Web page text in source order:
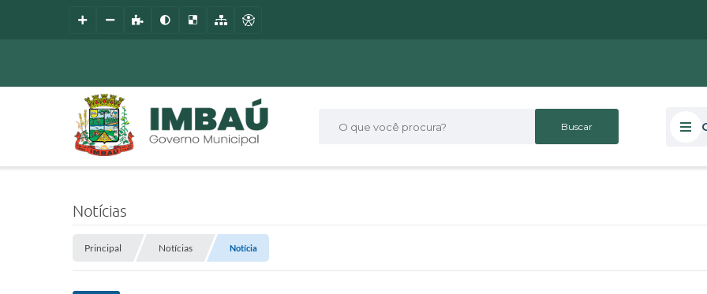
O que você procura?
Notícias
Principal Notícias Notícia